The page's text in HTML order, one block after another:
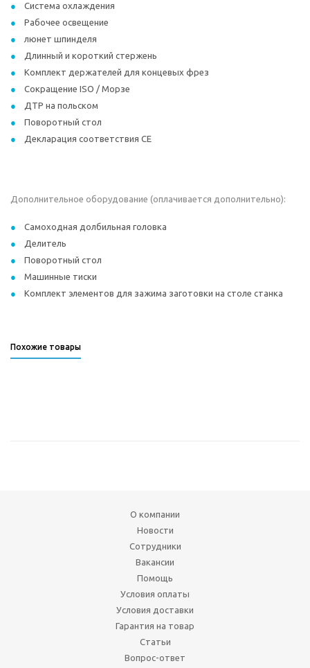
Система охлаждения
Рабочее освещение
люнет шпинделя
Длинный и короткий стержень
Комплект держателей для концевых фрез
Сокращение ISO / Морзе
ДТР на польском
Поворотный стол
Декларация соответствия СЕ
Дополнительное оборудование (оплачивается дополнительно):
Самоходная долбильная головка
Делитель
Поворотный стол
Машинные тиски
Комплект элементов для зажима заготовки на столе станка
Похожие товары
О компании
Новости
Сотрудники
Вакансии
Помощь
Условия оплаты
Условия доставки
Гарантия на товар
Статьи
Вопрос-ответ